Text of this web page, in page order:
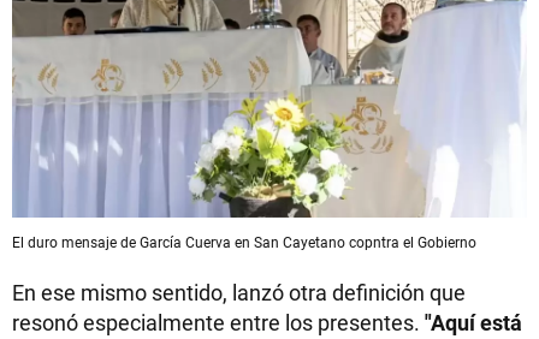
El duro mensaje de García Cuerva en San Cayetano copntra el Gobierno
En ese mismo sentido, lanzó otra definición que
resonó especialmente entre los presentes. "Aquí está